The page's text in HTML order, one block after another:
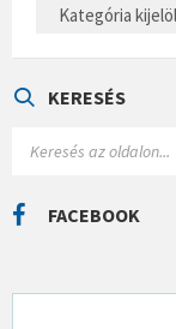
E
Á
KERESÉS
C
H
FACEBOOK